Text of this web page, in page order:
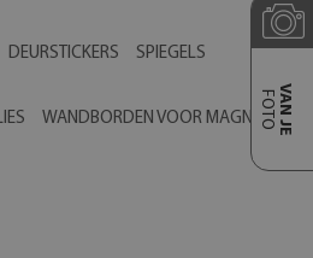
DEURSTICKERS SPIEGELS
WANDBORDEN VOOR MAGNETEN
VAN JE
FOTO